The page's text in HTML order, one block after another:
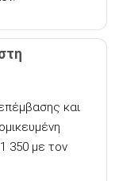
και
350 με τον